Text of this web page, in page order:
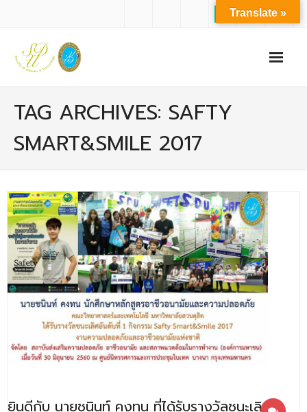
- ปรัชญาการจัดการศึกษา มหาวิทยาลัยสวนดุสิต
- ประวัติความเป็นมาของคณะ
- บุคลากร
- - สำนักงานคณะวิทยาศาสตร์และเทคโนโลยี
- - บุคลากรวิชาการ
- - บุคลากรสนับสนุน
หลักสูตร
- - วิทยาการคอมพิวเตอร์
TAG ARCHIVES: SAFTY
SMART&SMILE 2017
ยินดีกับ นายชนินท์ คงทน ที่ได้รับรางวัลชนะเลิศ
Translate »